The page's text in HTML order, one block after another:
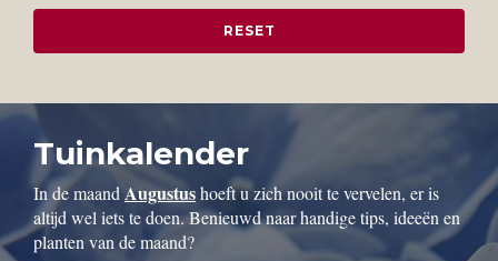
Tuinkalender
In de maandAugustushoeft u zich nooit te vervelen, er is
altijd wel iets te doen. Benieuwd naar handige tips, ideeën en
planten van de maand?